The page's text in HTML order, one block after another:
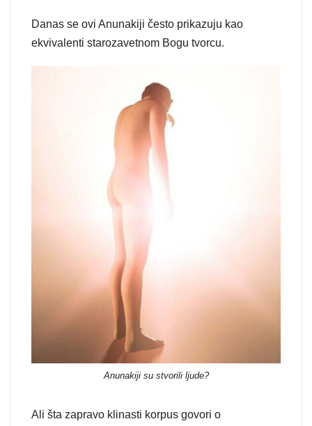
Danas se ovi Anunakiji često prikazuju kao
ekvivalenti starozavetnom Bogu tvorcu.
Anunakiji su stvorili ljude?
Ali šta zapravo klinasti korpus govori o